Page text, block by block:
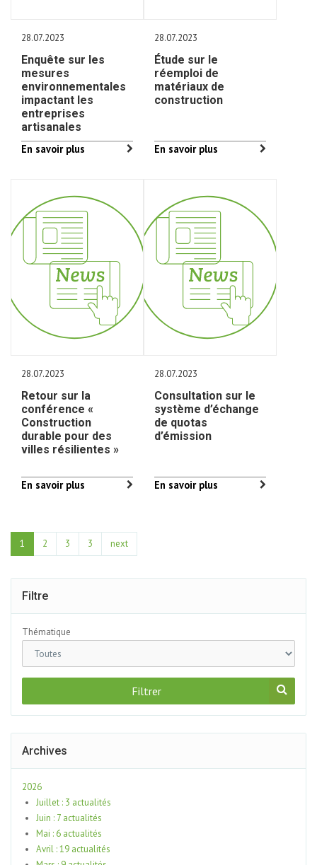
28.07.2023
Enquête sur les
mesures
environnementales
impactant les
entreprises
artisanales
En savoir plus
28.07.2023
Étude sur le
réemploi de
matériaux de
construction
En savoir plus
28.07.2023
Retour sur la
conférence «
Construction
durable pour des
villes résilientes »
En savoir plus
28.07.2023
Consultation sur le
système d’échange
de quotas
d’émission
En savoir plus
1 2 3 3 next
Filtre
Thématique
Filtrer
Archives
2026
Juillet : 3 actualités
Juin : 7 actualités
Mai : 6 actualités
Avril : 19 actualités